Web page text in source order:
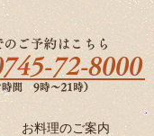
お料理のご案内